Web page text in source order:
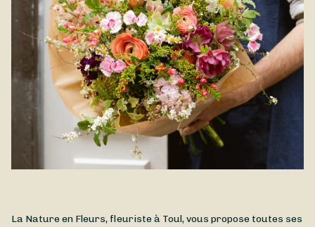
La Nature en Fleurs, fleuriste à Toul, vous propose toutes ses